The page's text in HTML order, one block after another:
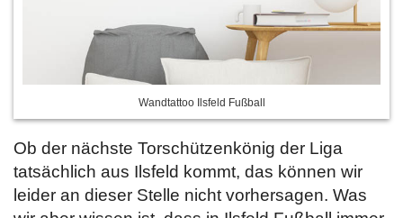
Wandtattoo Ilsfeld Fußball
Ob der nächste Torschützenkönig der Liga
tatsächlich aus Ilsfeld kommt, das können wir
leider an dieser Stelle nicht vorhersagen. Was